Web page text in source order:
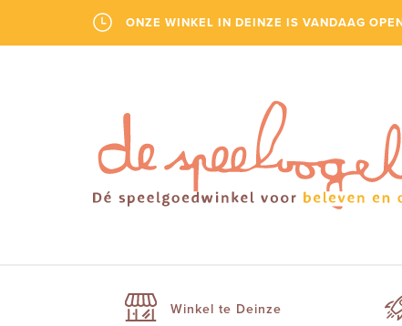
ONZE WINKEL IN DEINZE IS VANDAAG
Winkel te Deinze